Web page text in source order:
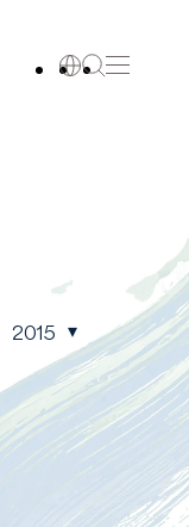
2015